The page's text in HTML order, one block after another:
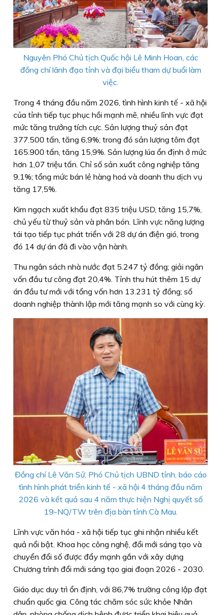
Nguyên Phó Chủ tịch Quốc hội Lê Minh Hoan, các
đồng chí lãnh đạo tỉnh và đại biểu tham dự buổi làm
việc.
Trong 4 tháng đầu năm 2026, tình hình kinh tế - xã hội
của tỉnh tiếp tục phục hồi mạnh mẽ, nhiều lĩnh vực đạt
mức tăng trưởng tích cực. Sản lượng thuỷ sản đạt
377.500 tấn, tăng 6,9%; trong đó sản lượng tôm đạt
165.900 tấn, tăng 15,9%. Sản lượng lúa ổn định ở mức
hơn 1,07 triệu tấn. Chỉ số sản xuất công nghiệp tăng
9,1%; tổng mức bán lẻ hàng hoá và doanh thu dịch vụ
tăng 17,5%.
Kim ngạch xuất khẩu đạt 835 triệu USD, tăng 15,7%,
chủ yếu từ thuỷ sản và phân bón. Lĩnh vực năng lượng
tái tạo tiếp tục phát triển với 28 dự án điện gió, trong
đó 14 dự án đã đi vào vận hành.
Thu ngân sách nhà nước đạt 5.247 tỷ đồng; giải ngân
vốn đầu tư công đạt 20,4%. Tỉnh thu hút thêm 15 dự
án đầu tư mới với tổng vốn hơn 13.231 tỷ đồng; số
doanh nghiệp thành lập mới tăng mạnh so với cùng kỳ.
Đồng chí Lê Văn Sử, Phó Chủ tịch UBND tỉnh, báo cáo
tình hình phát triển kinh tế - xã hội 4 tháng đầu năm
2026 và kết quả sau 4 năm thực hiện Nghị quyết số
19-NQ/TW trên địa bàn tỉnh Cà Mau.
Lĩnh vực văn hóa - xã hội tiếp tục ghi nhận nhiều kết
quả nổi bật. Khoa học công nghệ, đổi mới sáng tạo và
chuyển đổi số được đẩy mạnh gắn với xây dựng
Chương trình đổi mới sáng tạo giai đoạn 2026 - 2030.
Giáo dục duy trì ổn định, với 86,7% trường công lập đạt
chuẩn quốc gia. Công tác chăm sóc sức khỏe Nhân